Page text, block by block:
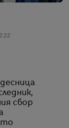
сбор